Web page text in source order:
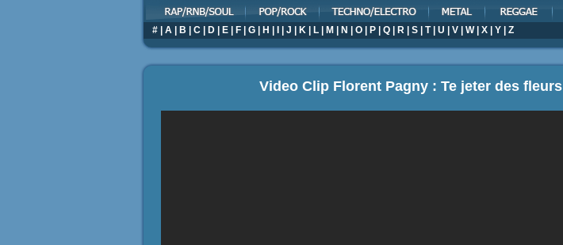
# A B C D E F G H J K L M N O P Q R S T| U V W| X Y Z
Video Clip Florent Pagny : Te jeter des fleurs